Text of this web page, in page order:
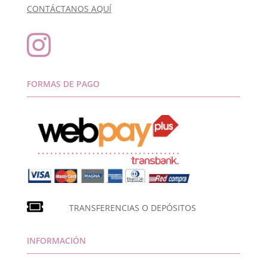
CONTÁCTANOS AQUÍ

FORMAS DE PAGO
TRANSFERENCIAS O DEPÓSITOS
INFORMACIÓN